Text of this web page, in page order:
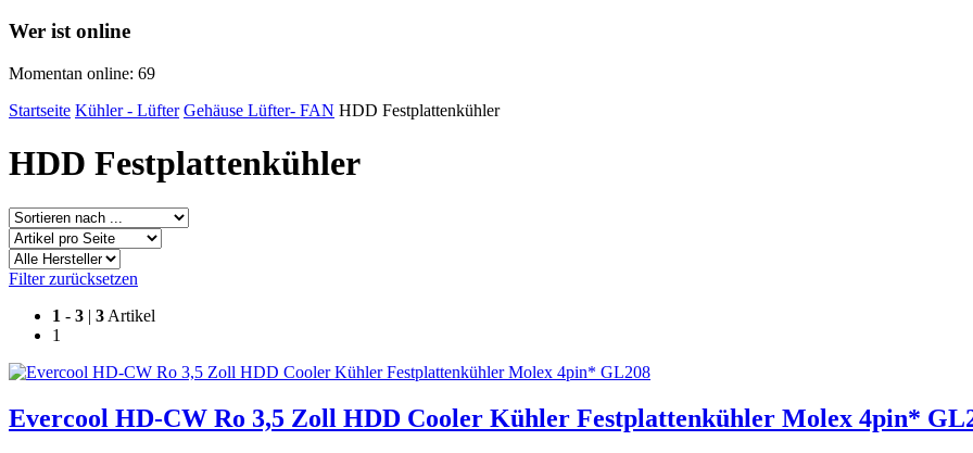
Wer ist online
Momentan online: 69
Startseite Kühler - Lüfter Gehäuse Lüfter- FAN HDD Festplattenkühler
HDD Festplattenkühler
Filter zurücksetzen
1 - 3 | 3 Artikel
1
Evercool HD-CW Ro 3,5 Zoll HDD Cooler Kühler Festplattenkühler Molex 4pin*